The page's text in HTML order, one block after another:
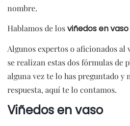
nombre.
Hablamos de losviñedos en
Algunos expertos o aficionados al
se realizan estas dos fórmulas de
alguna vez te lo has preguntado y
respuesta, aquí te lo contamos.
Viñedos en vaso